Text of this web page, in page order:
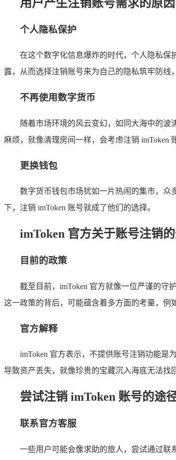
用户产生注销账号需求的原因
个人隐私保护
在这个数字化信息爆炸的时代，个人隐私保
露，从而选择注销账号来为自己的隐私筑牢防线
不再使用数字货币
随着市场环境的风云变幻，如同大海中的
麻烦，就像清理房间一样，会考虑注销 imToken
更换钱包
数字货币钱包市场犹如一片热闹的集市，众
下，注销 imToken 账号就成了他们的选择。
imToken 官方关于账号注销
目前的政策
截至目前，imToken 官方就像一位严谨的守
这一政策的背后，可能蕴含着多方面的考量，例
官方解释
imToken 官方表示，不提供账号注销功能
导致资产丢失，就像珍贵的宝藏沉入海底无法找
尝试注销 imToken 账号的途
联系官方客服
一些用户可能会像求助的旅人，尝试通过联